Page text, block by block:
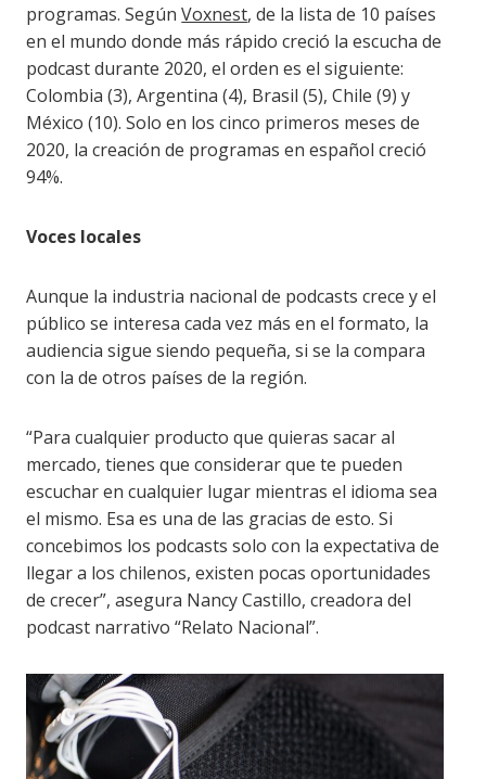
programas. SegúnVoxnest, de la lista de 10 países
en el mundo donde más rápido creció la escucha de
podcast durante 2020, el orden es el siguiente:
Colombia (3), Argentina (4), Brasil (5), Chile (9) y
México (10). Solo en los cinco primeros meses de
2020, la creación de programas en español creció
94%.
Voces locales
Aunque la industria nacional de podcasts crece y el
público se interesa cada vez más en el formato, la
audiencia sigue siendo pequeña, si se la compara
con la de otros países de la región.
“Para cualquier producto que quieras sacar al
mercado, tienes que considerar que te pueden
escuchar en cualquier lugar mientras el idioma sea
el mismo. Esa es una de las gracias de esto. Si
concebimos los podcasts solo con la expectativa de
llegar a los chilenos, existen pocas oportunidades
de crecer”, asegura Nancy Castillo, creadora del
podcast narrativo “Relato Nacional”.